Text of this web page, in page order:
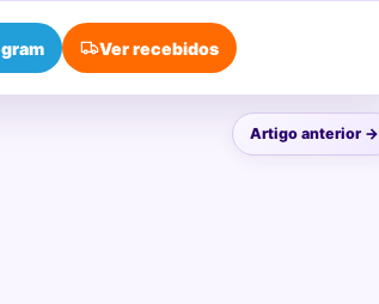
Ver recebidos
Artigo anterior →